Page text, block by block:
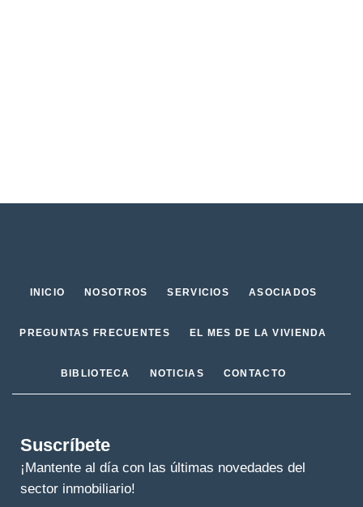
INICIO NOSOTROS SERVICIOS ASOCIADOS
PREGUNTAS FRECUENTES EL MES DE LA VIVIENDA
BIBLIOTECA NOTICIAS CONTACTO
Suscríbete
¡Mantente al día con las últimas novedades del
sector inmobiliario!